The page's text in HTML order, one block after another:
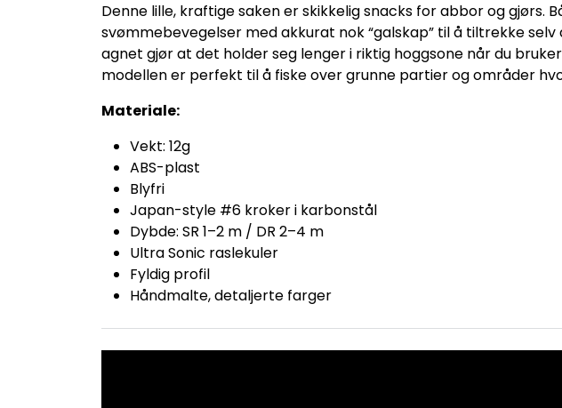
Denne lille, kraftige saken er skikkelig snacks for abbor og
svømmebevegelser med akkurat nok “galskap” til å tiltrekke
agnet gjør at det holder seg lenger i riktig hoggsone når du
modellen er perfekt til å fiske over grunne partier og områder
Materiale:
Vekt: 12g
ABS-plast
Blyfri
Japan-style #6 kroker i karbonstål
Dybde: SR 1–2 m / DR 2–4 m
Ultra Sonic raslekuler
Fyldig profil
Håndmalte, detaljerte farger